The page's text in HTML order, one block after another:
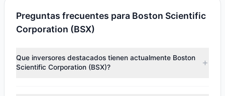
Preguntas frecuentes para Boston Scientific
Corporation (BSX)
Que inversores destacados tienen actualmente Boston
Scientific Corporation (BSX)?